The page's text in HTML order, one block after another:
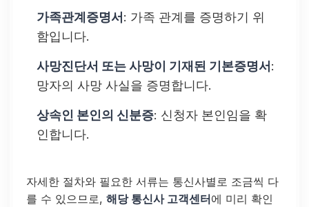
가족관계증명서 : 가족 관계를 증명하기 위
함입니다.
사망진단서 또는 사망이 기재된 기본증명서 :
망자의 사망 사실을 증명합니다.
상속인 본인의 신분증: 신청자 본인임을 확
인합니다.
자세한 절차와 필요한 서류는 통신사별로 조금씩 다
를 수 있으므로,해당 통신사 고객센터에 미리 확인